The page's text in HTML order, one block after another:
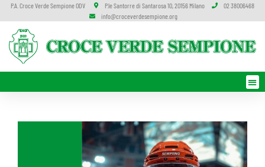
P.A. Croce Verde Sempione ODV P.le Santorre di Santarosa 10, 20156 Milano
02 38006468
info@croceverdesempione.org